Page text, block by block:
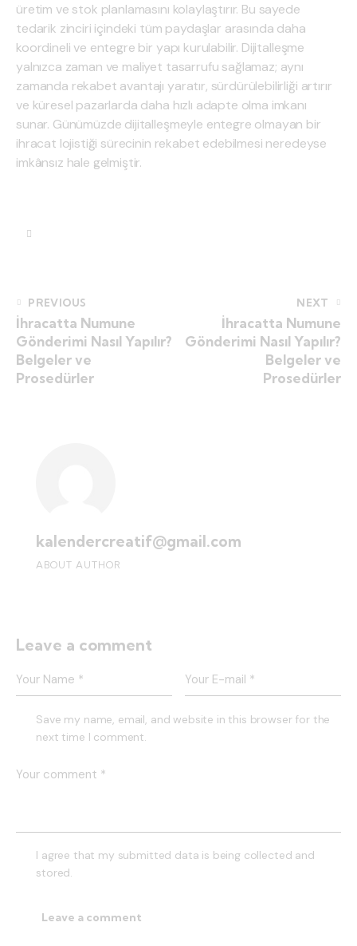
üretim ve stok planlamasını kolaylaştırır. Bu sayede
tedarik zinciri içindeki tüm paydaşlar arasında daha
koordineli ve entegre bir yapı kurulabilir. Dijitalleşme
yalnızca zaman ve maliyet tasarrufu sağlamaz; aynı
zamanda rekabet avantajı yaratır, sürdürülebilirliği artırır
ve küresel pazarlarda daha hızlı adapte olma imkanı
sunar. Günümüzde dijitalleşmeyle entegre olmayan bir
ihracat lojistiği sürecinin rekabet edebilmesi neredeyse
imkânsız hale gelmiştir.
PREVIOUS
İhracatta Numune
Gönderimi Nasıl Yapılır?
Belgeler ve
Prosedürler
NEXT
İhracatta Numune
Gönderimi Nasıl Yapılır?
Belgeler ve
Prosedürler
kalendercreatif@gmail.com
ABOUT AUTHOR
Leave a comment
Save my name, email, and website in this browser for the
next time I comment.
I agree that my submitted data is being collected and
stored.